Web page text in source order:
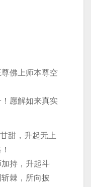
佛上师本尊空
愿解如来真实
甜，升起无上
持，升起斗
棘，所向披